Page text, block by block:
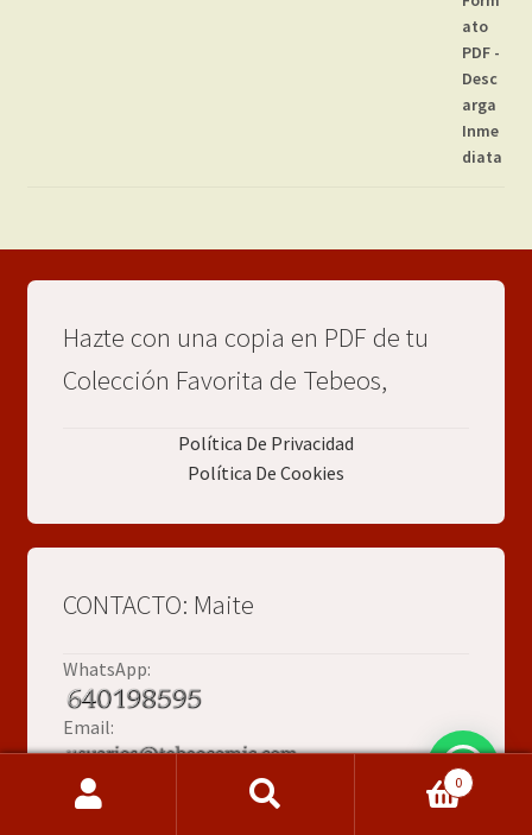
Hazte con una copia en PDF de tu
Colección Favorita de Tebeos,
Política De Privacidad
Política De Cookies
CONTACTO: Maite
WhatsApp:
Email:
0